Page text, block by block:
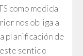
como medida
nos obliga a
planificación de
sentido